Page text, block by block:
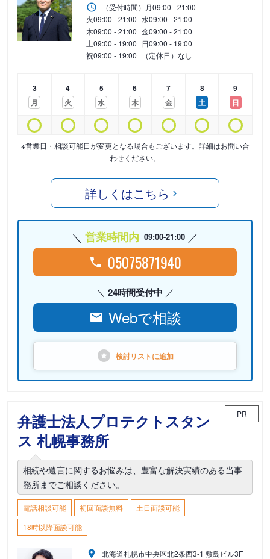
（受付時間） 月09:00 - 21:00
火09:00 - 21:00 水09:00 - 21:00
木09:00 - 21:00 金09:00 - 21:00
土09:00 - 19:00 日09:00 - 19:00
祝09:00 - 19:00 （定休日）なし
3
月
4
火
5
水
6
木
7
金
8
土
9
日
※営業日・相談可能日が変更となる場合もございます。詳細はお問い合
わせください。
詳しくはこちら
営業時間内 09:00-21:00
05075871940
24時間受付中
Webで相談
検討リストに追加
弁護士法人プロテクトスタン
ス 札幌事務所
PR
相続や遺言に関するお悩みは、豊富な解決実績のある当事
務所までご相談ください。
電話相談可能 初回面談無料
土日面談可能
18時以降面談可能
北海道札幌市中央区北2条西3-1 敷島ビル3F